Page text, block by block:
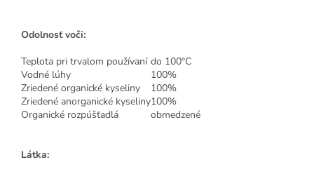
Odolnosť voči:
Teplota pri trvalom používaní do 100°C
Vodné lúhy
100%
Zriedené organické kyseliny
100%
Zriedené anorganické kyseliny100%
Organické rozpúšťadlá
obmedzené
Látka: